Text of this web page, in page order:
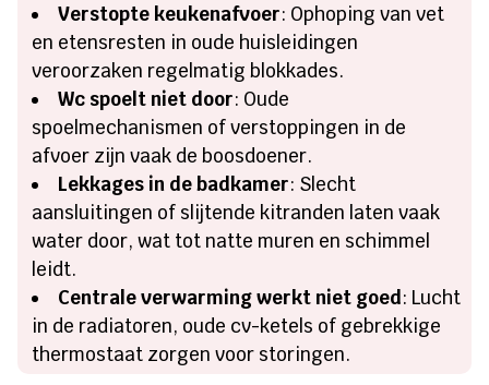
Verstopte keukenafvoer: Ophoping van vet
en etensresten in oude huisleidingen
veroorzaken regelmatig blokkades.
Wc spoelt niet door: Oude
spoelmechanismen of verstoppingen in de
afvoer zijn vaak de boosdoener.
Lekkages in de badkamer: Slecht
aansluitingen of slijtende kitranden laten vaak
water door, wat tot natte muren en schimmel
leidt.
Centrale verwarming werkt niet goed: Lucht
in de radiatoren, oude cv-ketels of gebrekkige
thermostaat zorgen voor storingen.